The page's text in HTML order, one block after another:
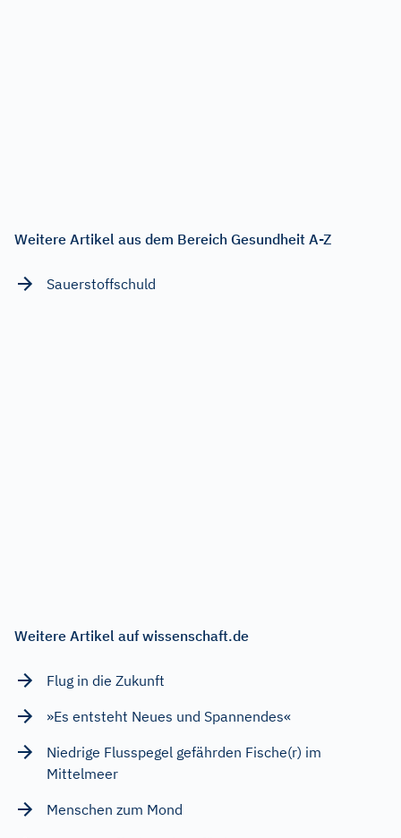
Weitere Artikel aus dem Bereich Gesundheit A-Z
Sauerstoffschuld
Weitere Artikel auf wissenschaft.de
Flug in die Zukunft
»Es entsteht Neues und Spannendes«
Niedrige Flusspegel gefährden Fische(r) im
Mittelmeer
Menschen zum Mond